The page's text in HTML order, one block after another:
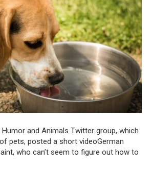
and Animals Twitter group, which
pets, posted a short videoGerman
who can’t seem to figure out how to